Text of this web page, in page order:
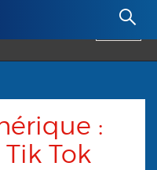
Angers.fr : Retour à l'accueil
:
Tok